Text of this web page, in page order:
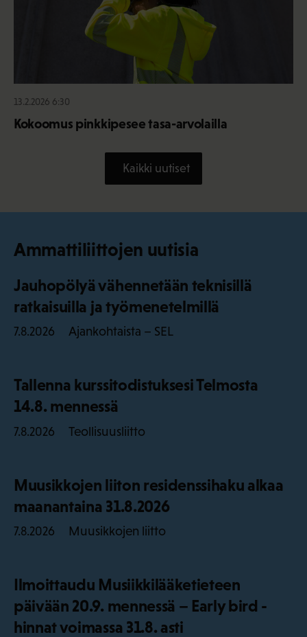
13.2.2026 6:30
Kokoomus pinkkipesee tasa-arvolailla
Kaikki uutiset
Ammattiliittojen uutisia
Jauhopölyä vähennetään teknisillä
ratkaisuilla ja työmenetelmillä
7.8.2026 Ajankohtaista – SEL
Tallenna kurssitodistuksesi Telmosta
14.8. mennessä
7.8.2026 Teollisuusliitto
Muusikkojen liiton residenssihaku alkaa
maanantaina 31.8.2026
7.8.2026 Muusikkojen liitto
Ilmoittaudu Musiikkilääketieteen
päivään 20.9. mennessä – Early bird -
hinnat voimassa 31.8. asti